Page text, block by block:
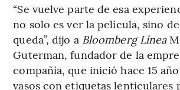
“Se vuelve parte de esa
no solo es ver la película, sino
queda”, dijo a Bloomberg Línea
Guterman, fundador de la
compañía, que inició hace 15
vasos con etiquetas lenticulares